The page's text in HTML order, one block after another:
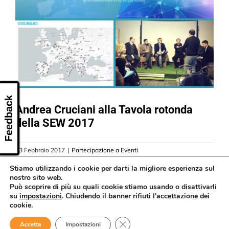
CONTATTI
Andrea Cruciani alla Tavola rotonda
della SEW 2017
13 Febbraio 2017 | Partecipazione a Eventi
Stiamo utilizzando i cookie per darti la migliore esperienza sul
nostro sito web.
Può scoprire di più su quali cookie stiamo usando o disattivarli
su impostazioni. Chiudendo il banner rifiuti l'accettazione dei
cookie.
Accetta Impostazioni Close GDPR Cookie Banner
Feedback